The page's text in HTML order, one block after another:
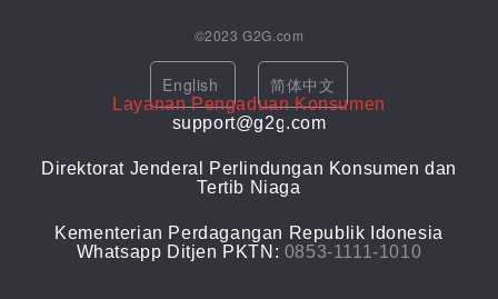
©2023G2G.com
English 简体中文
Layanan Pengaduan Konsumen
support@g2g.com
Direktorat Jenderal Perlindungan Konsumen dan
Tertib Niaga
Kementerian Perdagangan Republik Idonesia
Whatsapp Ditjen PKTN: 0853-1111-1010